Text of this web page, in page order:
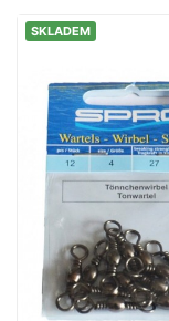
SKLADEM